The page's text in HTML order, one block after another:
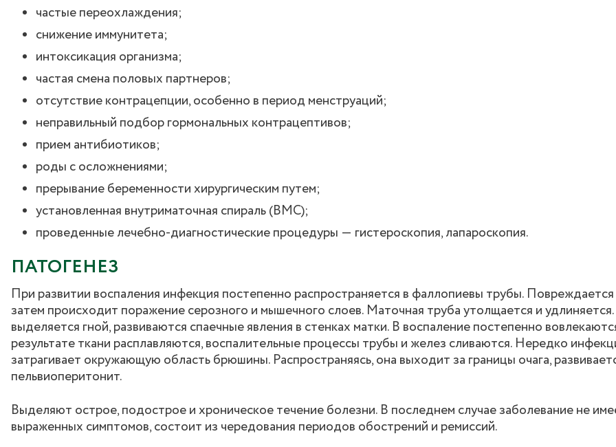
частые переохлаждения;
снижение иммунитета;
интоксикация организма;
частая смена половых партнеров;
отсутствие контрацепции, особенно в период менструаций;
неправильный подбор гормональных контрацептивов;
прием антибиотиков;
роды с осложнениями;
прерывание беременности хирургическим путем;
установленная внутриматочная спираль (ВМС);
проведенные лечебно-диагностические процедуры ― гистероскопия, лапароскопия.
ПАТОГЕНЕЗ
При развитии воспаления инфекция постепенно распространяется в фаллопиевы трубы. Повреждается
затем происходит поражение серозного и мышечного слоев. Маточная труба утолщается и
выделяется гной, развиваются спаечные явления в стенках матки. В воспаление постепенно
результате ткани расплавляются, воспалительные процессы трубы и желез сливаются. Нередко
затрагивает окружающую область брюшины. Распространяясь, она выходит за границы очага,
пельвиоперитонит.
Выделяют острое, подострое и хроническое течение болезни. В последнем случае заболевание не
выраженных симптомов, состоит из чередования периодов обострений и ремиссий.